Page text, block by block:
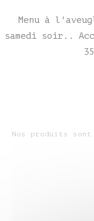
Menu à
samedi soir..
Nos produits